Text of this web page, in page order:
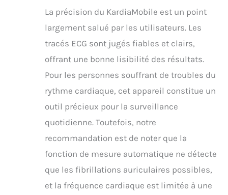
La précision du KardiaMobile est un point
largement salué par les utilisateurs. Les
tracés ECG sont jugés fiables et clairs,
offrant une bonne lisibilité des résultats.
Pour les personnes souffrant de troubles du
rythme cardiaque, cet appareil constitue un
outil précieux pour la surveillance
quotidienne. Toutefois, notre
recommandation est de noter que la
fonction de mesure automatique ne détecte
que les fibrillations auriculaires possibles,
et la fréquence cardiaque est limitée à une